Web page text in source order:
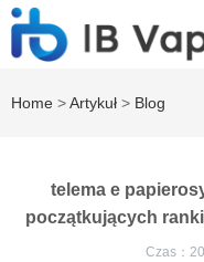
Home >Artykuł > Blog
telema e
początkujących
Czas：